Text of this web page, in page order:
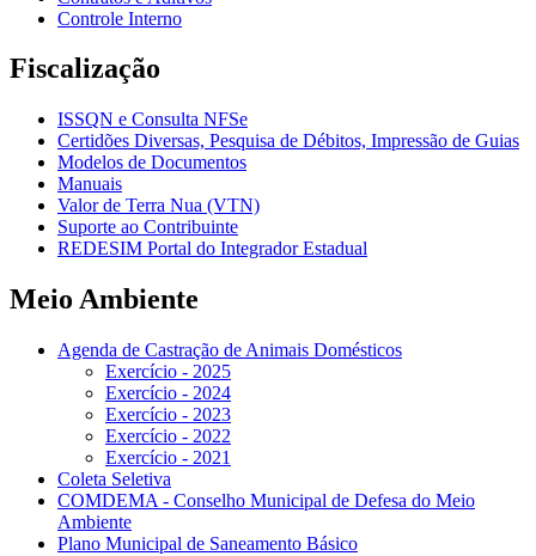
Controle Interno
Fiscalização
ISSQN e Consulta NFSe
Certidões Diversas, Pesquisa de Débitos, Impressão de Guias
Modelos de Documentos
Manuais
Valor de Terra Nua (VTN)
Suporte ao Contribuinte
REDESIM Portal do Integrador Estadual
Meio Ambiente
Agenda de Castração de Animais Domésticos
Exercício - 2025
Exercício - 2024
Exercício - 2023
Exercício - 2022
Exercício - 2021
Coleta Seletiva
COMDEMA - Conselho Municipal de Defesa do Meio
Ambiente
Plano Municipal de Saneamento Básico